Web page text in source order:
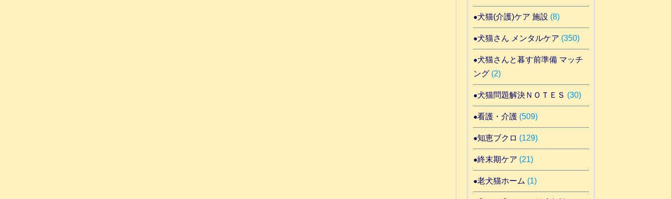
犬猫(介護)ケア 施設 (8)
犬猫さん メンタルケア (350)
犬猫さんと暮す前準備 マッチ
ング(2)
犬猫問題解決ＮＯＴＥＳ (30)
看護・介護(509)
知恵ブクロ (129)
終末期ケア (21)
老犬猫ホーム (1)